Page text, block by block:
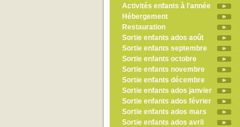
Activités enfants à l'année
Hébergement
Restauration
Sortie enfants ados août
Sortie enfants septembre
Sortie enfants octobre
Sortie enfants novembre
Sortie enfants décembre
Sortie enfants ados janvier
Sortie enfants ados février
Sortie enfants ados mars
Sortie enfants ados avril